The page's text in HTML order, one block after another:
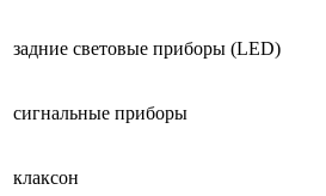
задние световые приборы (LED)
сигнальные приборы
клаксон